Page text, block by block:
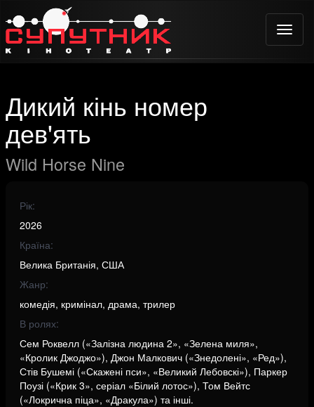
Toggle
Дикий кінь номер
дев'ять
Wild Horse Nine
Рік:
2026
Країна:
Велика Британія, США
Жанр:
комедія, кримінал, драма, трилер
В ролях:
Сем Роквелл («Залізна людина 2», «Зелена миля»,
«Кролик Джоджо»), Джон Малкович («Знедолені», «Ред»),
Стів Бушемі («Скажені пси», «Великий Лебовскі»), Паркер
Поузі («Крик 3», серіал «Білий лотос»), Том Вейтс
(«Локрична піца», «Дракула») та інші.